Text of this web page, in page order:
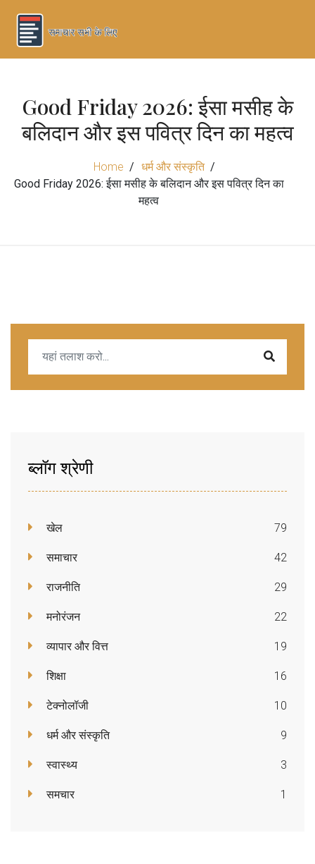
Good Friday 2026: ईसा मसीह के
बलिदान और इस पवित्र दिन का महत्व
Home
धर्म और संस्कृति
Good Friday 2026: ईसा मसीह के बलिदान और इस पवित्र दिन का
महत्व
ब्लॉग श्रेणी
खेल 79
समाचार 42
राजनीति 29
मनोरंजन 22
व्यापार और वित्त 19
शिक्षा 16
टेक्नोलॉजी 10
धर्म और संस्कृति 9
स्वास्थ्य 3
समचार 1